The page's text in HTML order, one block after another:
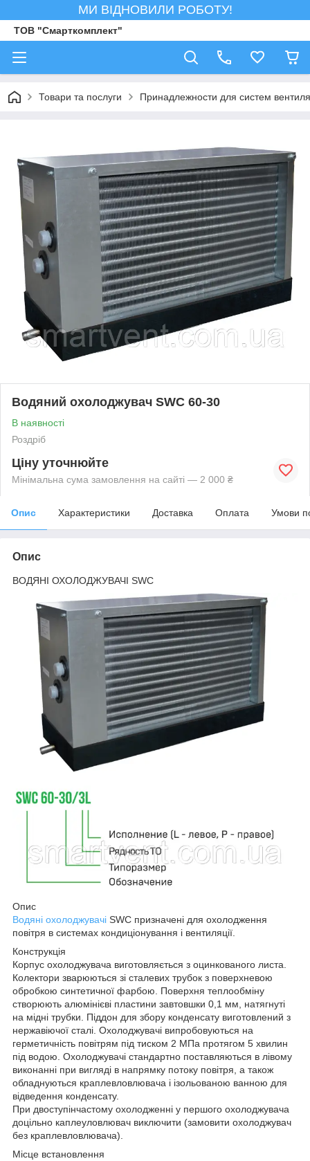
МИ ВІДНОВИЛИ РОБОТУ!
ТОВ "Смарткомплект"
Товари та послуги Принадлежности для систем
Водяний охолоджувач SWC 60-30
В наявності
Роздріб
Ціну уточнюйте
Мінімальна сума замовлення на сайті — 2 000 ₴
Опис Характеристики Доставка Оплата Умови
Опис
ВОДЯНІ ОХОЛОДЖУВАЧІ SWС
Опис
Водяні охолоджувачі SWC призначені для охолодження
повітря в системах кондиціонування і вентиляції.
Конструкція
Корпус охолоджувача виготовляється з оцинкованого листа.
Колектори зварюються зі сталевих трубок з поверхневою
обробкою синтетичної фарбою. Поверхня теплообміну
створюють алюмінієві пластини завтовшки 0,1 мм, натягнуті
на мідні трубки. Піддон для збору конденсату виготовлений з
нержавіючої сталі. Охолоджувачі випробовуються на
герметичність повітрям під тиском 2 МПа протягом 5 хвилин
під водою. Охолоджувачі стандартно поставляються в лівому
виконанні при вигляді в напрямку потоку повітря, а також
обладнуються краплевловлювача і ізольованою ванною для
відведення конденсату.
При двоступінчастому охолодженні у першого охолоджувача
доцільно каплеуловлювач виключити (замовити охолоджувач
без краплевловлювача).
Місце встановлення